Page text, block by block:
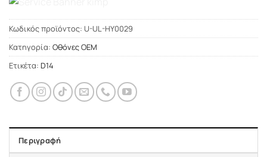
Κωδικός προϊόντος: U-UL-HY0029
Κατηγορία: Οθόνες OEM
Ετικέτα: D14
Περιγραφή